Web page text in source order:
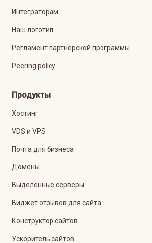
Интеграторам
Наш логотип
Регламент партнерской программы
Peering policy
Продукты
Хостинг
VDS и VPS
Почта для бизнеса
Домены
Выделенные серверы
Виджет отзывов для сайта
Конструктор сайтов
Ускоритель сайтов